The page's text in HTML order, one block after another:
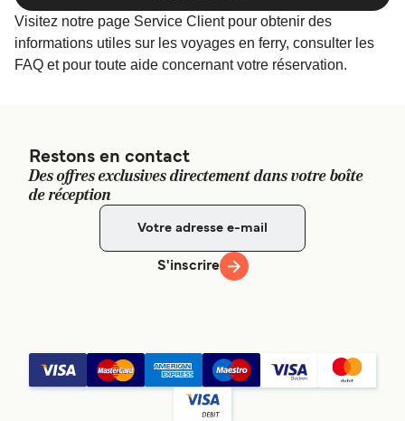
Visitez notre page Service Client pour obtenir des
informations utiles sur les voyages en ferry, consulter les
FAQ et pour toute aide concernant votre réservation.
Restons en contact
Des offres exclusives directement dans votre boîte
de réception
S'inscrire